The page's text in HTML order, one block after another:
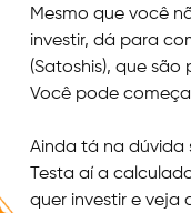
Mesmo que você
investir, dá para
(Satoshis), que
Você pode
Ainda tá na dúvida
Testa aí a
quer investir e veja